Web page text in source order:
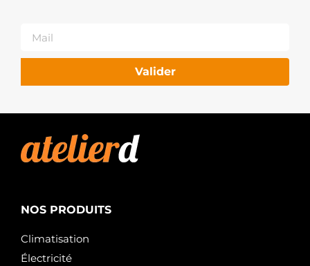
Valider
NOS PRODUITS
Climatisation
Électricité